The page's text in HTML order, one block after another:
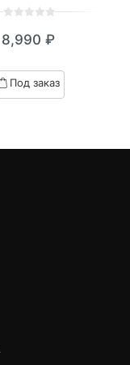
out
based
on
8,990 ₽
Под заказ